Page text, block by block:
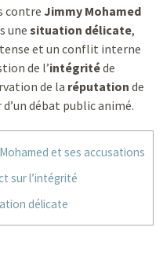
contre Jimmy Mohamed
unesituation délicate,
et un conflit interne
de l’intégritéde
de la réputation de
débat public animé.
et ses accusations
sur l’intégrité
délicate